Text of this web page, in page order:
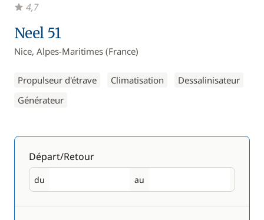
Neel 51
Nice, Alpes-Maritimes (France)
Propulseur d'étrave Climatisation
Dessalinisateur
Générateur
4,7
Départ/Retour
du
Départ au
Retour